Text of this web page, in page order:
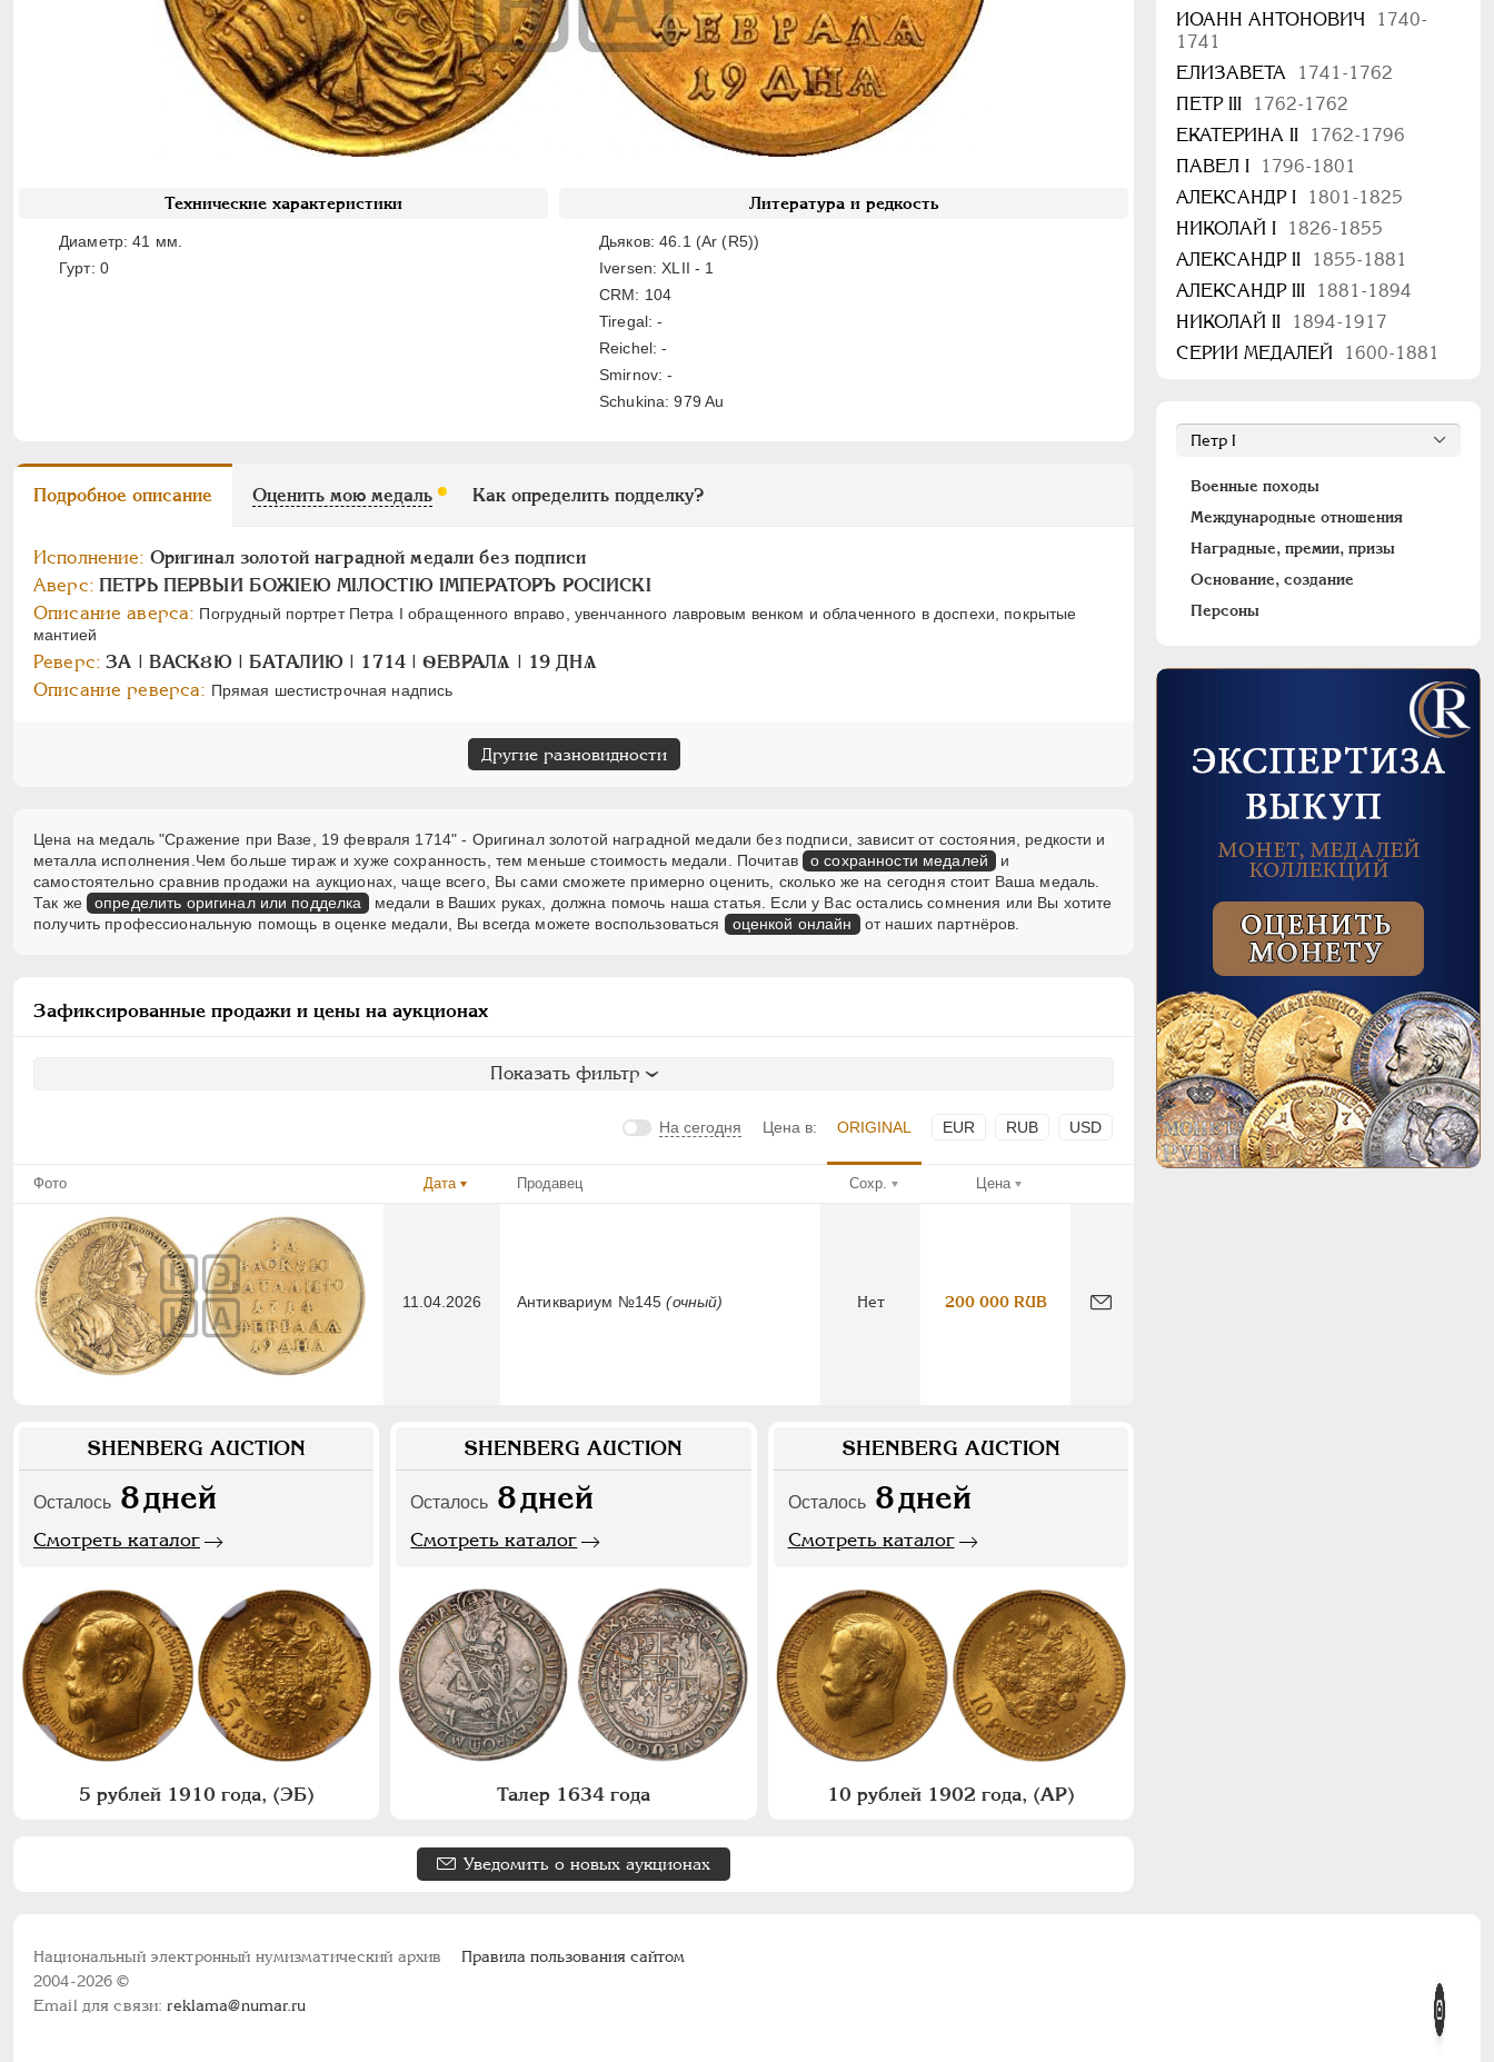
Технические характеристики
Диаметр: 41 мм.
Гурт: 0
Литература и редкость
Дьяков: 46.1 (Ar (R5))
Iversen: XLII - 1
CRM: 104
Tiregal: -
Reichel: -
Smirnov: -
Schukina: 979 Au
Подробное описание Оценить мою медаль Как определить подделку?
Исполнение: Оригинал золотой наградной медали без подписи
Аверс: ПЕТРЬ ПЕРВЫИ БОЖIЕЮ МIЛОСТIЮ IМПЕРАТОРЪ РОСIИСКI
Описание аверса: Погрудный портрет Петра I обращенного вправо, увенчанного лавровым венком и облаченного в доспехи, покрытые
мантией
Реверс: ЗА | ВАСКȢЮ | БАТАЛИЮ | 1714 | ѲЕВРАЛѦ | 19 ДНѦ
Описание реверса: Прямая шестистрочная надпись
Другие разновидности
Цена на медаль "Сражение при Вазе, 19 февраля 1714" - Оригинал золотой наградной медали без подписи, зависит от состояния, редкости и
металла исполнения.Чем больше тираж и хуже сохранность, тем меньше стоимость медали. Почитав о сохранности медалей и
самостоятельно сравнив продажи на аукционах, чаще всего, Вы сами сможете примерно оценить, сколько же на сегодня стоит Ваша медаль.
Так же
определить оригинал или подделка
медали в Ваших руках, должна помочь наша статья. Если у Вас остались сомнения или Вы хотите
получить профессиональную помощь в оценке медали, Вы всегда можете воспользоваться
оценкой онлайн от наших партнёров.
Зафиксированные продажи и цены на аукционах
Показать фильтр
На сегодня Цена в: ORIGINAL EUR RUB USD
Фото Дата Продавец Сохр. Цена
11.04.2026 Антиквариум №145(очный) Нет 200 000 RUB
SHENBERG AUCTION
Осталось 8дней
Смотреть каталог
5 рублей 1910 года, (ЭБ)
SHENBERG AUCTION
Осталось 8дней
Смотреть каталог
Талер 1634 года
SHENBERG AUCTION
Осталось 8дней
Смотреть каталог
10 рублей 1902 года, (АР)
Уведомить о новых аукционах
ИОАНН АНТОНОВИЧ
1740-
1741
ЕЛИЗАВЕТА
1741-1762
ПЕТР III
1762-1762
ЕКАТЕРИНА II
1762-1796
ПАВЕЛ I
1796-1801
АЛЕКСАНДР I
1801-1825
НИКОЛАЙ I
1826-1855
АЛЕКСАНДР II
1855-1881
АЛЕКСАНДР III
1881-1894
НИКОЛАЙ II
1894-1917
СЕРИИ МЕДАЛЕЙ
1600-1881
Военные походы
Международные отношения
Наградные, премии, призы
Основание, создание
Персоны
Национальный электронный нумизматический архив
2004-2026 ©
Email для связи:reklama@numar.ru
Правила пользования сайтом